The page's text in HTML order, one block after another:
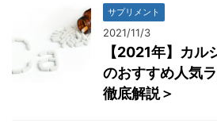
サプリメント
2021/11/3
【2021年】カル
のおすすめ人気
徹底解説＞